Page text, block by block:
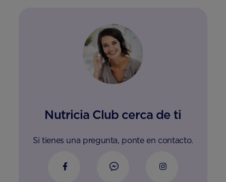
Nutricia Club cerca de ti
Si tienes una pregunta, ponte en contacto.